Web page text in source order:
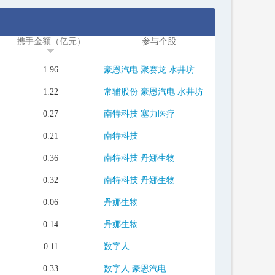
携手金额（亿元） 参与个股
1.96 豪恩汽电 聚赛龙 水井坊
1.22 常辅股份 豪恩汽电 水井坊
0.27 南特科技 塞力医疗
0.21 南特科技
0.36 南特科技 丹娜生物
0.32 南特科技 丹娜生物
0.06 丹娜生物
0.14 丹娜生物
0.11 数字人
0.33 数字人 豪恩汽电